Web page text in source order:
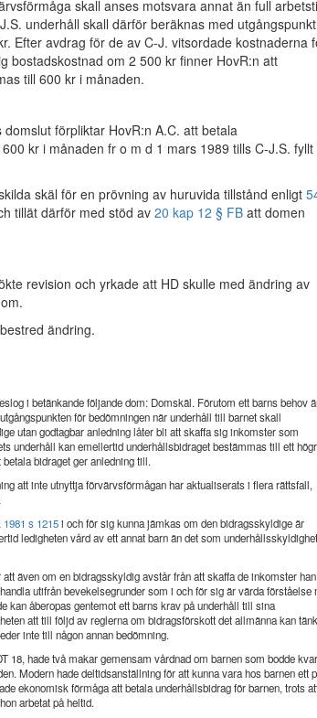
skall anses motsvara annat än full
underhåll skall därför beräknas med
Efter avdrag för de av C-J. vitsordade kostnaderna
bostadskostnad om 2 500 kr finner HovR:n att
till 600 kr i månaden.
förpliktar HovR:n A.C. att betala
kr i månaden fr o m d 1 mars 1989 tills C-J.S. fyllt
skäl för en prövning av huruvida tillstånd enligt
tillät därför med stöd av 20 kap 12 § FB att domen
revision och yrkade att HD skulle med ändring av
ändring.
i betänkande följande dom: Domskäl. Förutom ett barns behov
för bedömningen när underhåll till barnet skall
utan godtagbar anledning låter bli att skaffa sig inkomster som
underhåll kan emellertid underhållsbidraget bestämmas till ett
bidraget ger anledning till.
att inte utnyttja förvärvsförmågan har aktualiserats i flera rättsfall,
1981 s 1215i och för sig kunna jämkas om den bidragsskyldige är
ledigheten vård av ett annat barn än det som
att även om en bidragsskyldig avstår från att skaffa de inkomster
utifrån bevekelsegrunder som i och för sig är värda förståelse
kan åberopas gentemot ett barns krav på underhåll till sina
att till följd av reglerna om bidragsförskott det allmänna kan
inte till någon annan bedömning.
18, hade två makar gemensam vårdnad om barnen som bodde kvar
Modern hade deltidsanställning för att kunna vara hos barnen ett
ekonomisk förmåga att betala underhållsbidrag för barnen, trots
arbetat på heltid.